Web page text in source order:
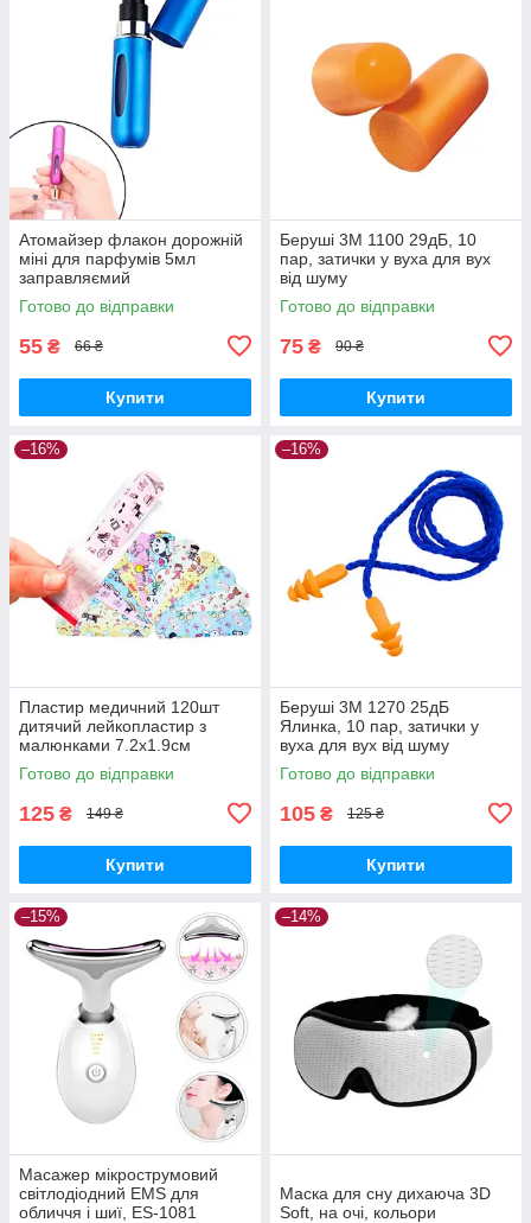
Атомайзер флакон дорожній
міні для парфумів 5мл
заправляємий
Готово до відправки
55 ₴ 66 ₴
Купити
Беруші 3M 1100 29дБ, 10
пар, затички у вуха для вух
від шуму
Готово до відправки
75 ₴ 90 ₴
Купити
–16%
Пластир медичний 120шт
дитячий лейкопластир з
малюнками 7.2x1.9см
Готово до відправки
125 ₴ 149 ₴
Купити
–16%
Беруші 3M 1270 25дБ
Ялинка, 10 пар, затички у
вуха для вух від шуму
Готово до відправки
105 ₴ 125 ₴
Купити
–15%
Масажер мікрострумовий
світлодіодний EMS для
обличчя і шиї, ES-1081
–14%
Маска для сну дихаюча 3D
Soft, на очі, кольори